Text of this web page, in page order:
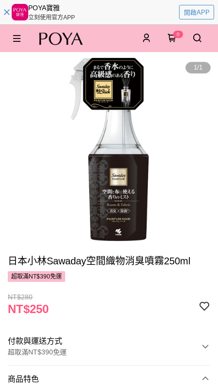
POYA寶雅
立刻使用官方APP
開啟APP
0
1/1
日本小林Sawaday空間織物消臭噴霧250ml
超取滿NT$390免運
NT$280
NT$250
付款與運送方式
超取滿NT$390免運
POYA支付
商品特色